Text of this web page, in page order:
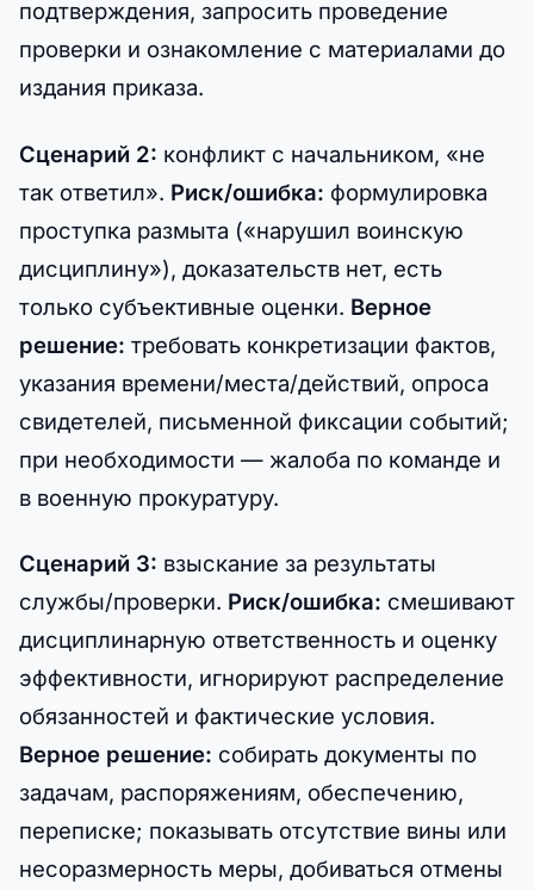
подтверждения, запросить проведение
проверки и ознакомление с материалами до
издания приказа.
Сценарий 2: конфликт с начальником, «не
так ответил». Риск/ошибка: формулировка
проступка размыта («нарушил воинскую
дисциплину»), доказательств нет, есть
только субъективные оценки. Верное
решение: требовать конкретизации фактов,
указания времени/места/действий, опроса
свидетелей, письменной фиксации событий;
при необходимости — жалоба по команде и
в военную прокуратуру.
Сценарий 3: взыскание за результаты
службы/проверки. Риск/ошибка: смешивают
дисциплинарную ответственность и оценку
эффективности, игнорируют распределение
обязанностей и фактические условия.
Верное решение: собирать документы по
задачам, распоряжениям, обеспечению,
переписке; показывать отсутствие вины или
несоразмерность меры, добиваться отмены